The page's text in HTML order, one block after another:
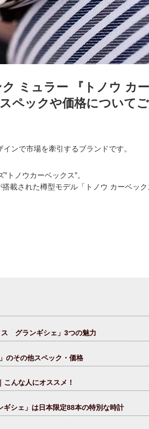
ク ミュラー 『トノウ カ
ペックや価格について
ンで市場を牽引するブランドです。
トノウカーベックス”。
載された樽型モデル「トノウ カーベッ
ス グランギシェ」3つの魅力
のその他スペック・価格
んな人にオススメ！
シェ」は日本限定88本の特別な時計